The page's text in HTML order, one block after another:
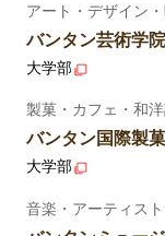
アート・デザイン
バンタン芸術学院
大学部
製菓・カフェ・和
バンタン国際製
大学部
音楽・アーティス